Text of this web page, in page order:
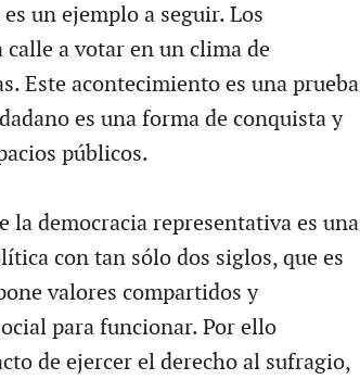
un ejemplo a seguir. Los
a votar en un clima de
Este acontecimiento es una prueba
es una forma de conquista y
públicos.
la democracia representativa es una
con tan sólo dos siglos, que es
valores compartidos y
para funcionar. Por ello
de ejercer el derecho al sufragio,